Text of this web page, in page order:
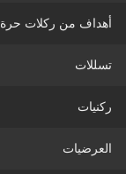
أهداف من ركلات حرة
تسللات
ركنيات
العرضيات